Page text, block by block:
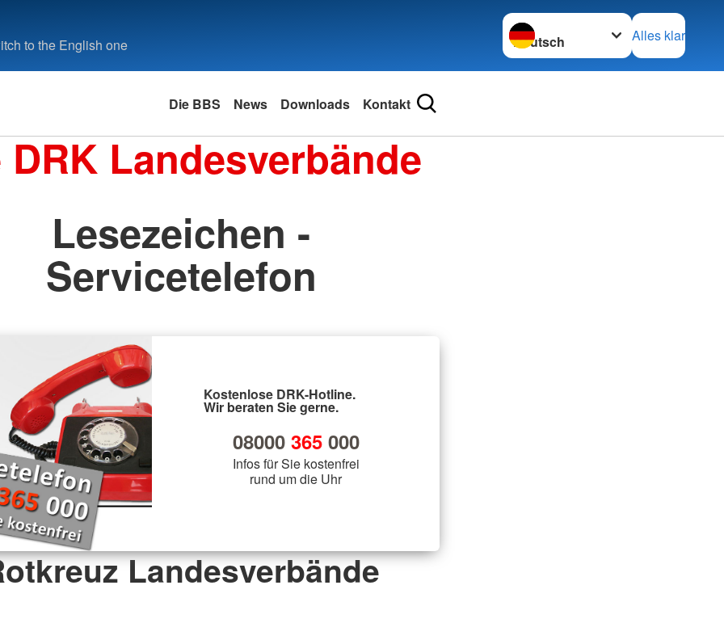
to the English one
Sprache wechseln zu
Alles klar
Die BBS News Downloads Kontakt
DRK Landesverbände
Lesezeichen -
Servicetelefon
Kostenlose DRK-Hotline.
Wir beraten Sie gerne.
08000 365000
Infos für Sie kostenfrei
rund um die Uhr
Landesverbände